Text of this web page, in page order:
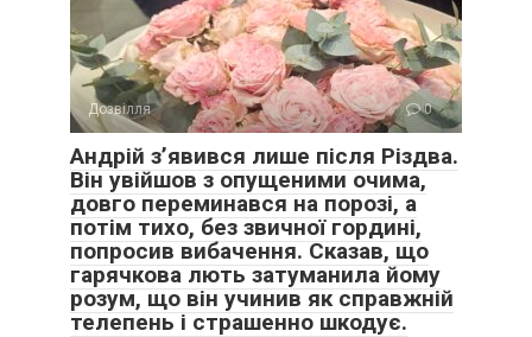
Дозвілля 0
Андрій з’явився лише після Різдва.
Він увійшов з опущеними очима,
довго переминався на порозі, а
потім тихо, без звичної гордині,
попросив вибачення. Сказав, що
гарячкова лють затуманила йому
розум, що він учинив як справжній
телепень і страшенно шкодує.